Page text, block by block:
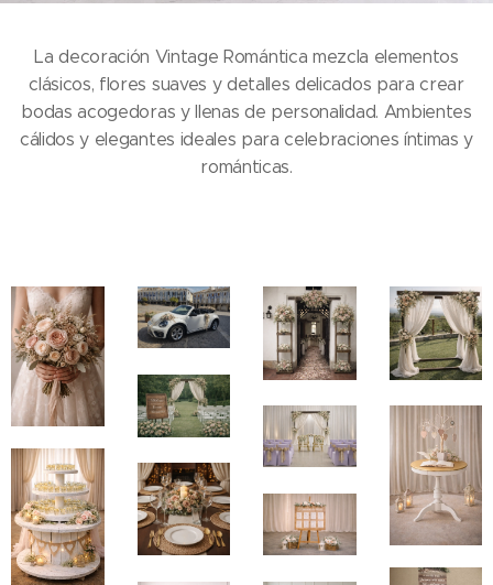
La decoración Vintage Romántica mezcla elementos
clásicos, flores suaves y detalles delicados para crear
bodas acogedoras y llenas de personalidad. Ambientes
cálidos y elegantes ideales para celebraciones íntimas y
románticas.